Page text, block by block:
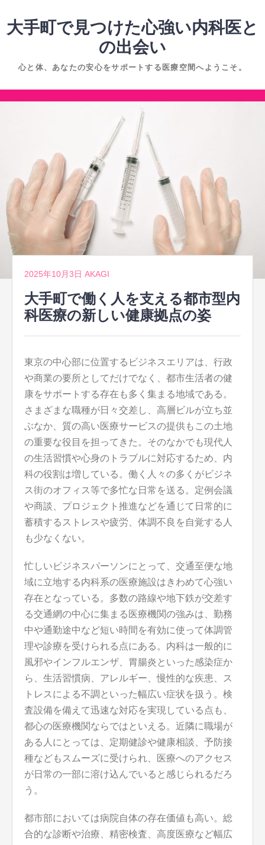
ン
へ
ス
大手町で見つけた心強い内科医と
の出会い
心と体、あなたの安心をサポートする医療空間へようこそ。
コ
へ
ス
キ
ッ
プ
2025年10月3日 AKAGI
大手町で働く人を支える都市型内
科医療の新しい健康拠点の姿
東京の中心部に位置するビジネスエリアは、行政
や商業の要所としてだけでなく、都市生活者の健
康をサポートする存在も多く集まる地域である。
さまざまな職種が日々交差し、高層ビルが立ち並
ぶなか、質の高い医療サービスの提供もこの土地
の重要な役目を担ってきた。そのなかでも現代人
の生活習慣や心身のトラブルに対応するため、内
科の役割は増している。働く人々の多くがビジネ
ス街のオフィス等で多忙な日常を送る。定例会議
や商談、プロジェクト推進などを通じて日常的に
蓄積するストレスや疲労、体調不良を自覚する人
も少なくない。
忙しいビジネスパーソンにとって、交通至便な地
域に立地する内科系の医療施設はきわめて心強い
存在となっている。多数の路線や地下鉄が交差す
る交通網の中心に集まる医療機関の強みは、勤務
中や通勤途中など短い時間を有効に使って体調管
理や診療を受けられる点にある。内科は一般的に
風邪やインフルエンザ、胃腸炎といった感染症か
ら、生活習慣病、アレルギー、慢性的な疾患、ス
トレスによる不調といった幅広い症状を扱う。検
査設備を備えて迅速な対応を実現している点も、
都心の医療機関ならではといえる。近隣に職場が
ある人にとっては、定期健診や健康相談、予防接
種などもスムーズに受けられ、医療へのアクセス
が日常の一部に溶け込んでいると感じられるだろ
う。
都市部においては病院自体の存在価値も高い。総
合的な診断や治療、精密検査、高度医療など幅広